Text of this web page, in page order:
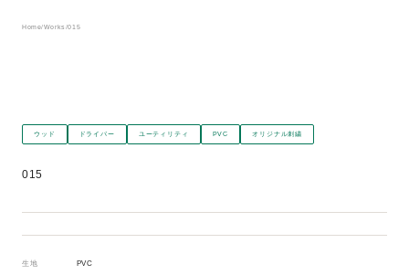
Home/Works /015
ウッド ドライバー ユーティリティ PVC オリジナル刺繍
015
生地 PVC